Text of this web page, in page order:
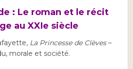
: Le roman et le récit
au XXIe siècle
La Princesse de Clèves–
morale et société.